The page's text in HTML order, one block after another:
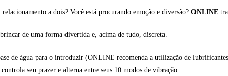
a dois? Você está procurando emoção e diversão?ONLINE
de uma forma divertida e, acima de tudo, discreta.
de água para o introduzir (ONLINE recomenda a utilização de
seu prazer e alterna entre seus 10 modos de vibração…